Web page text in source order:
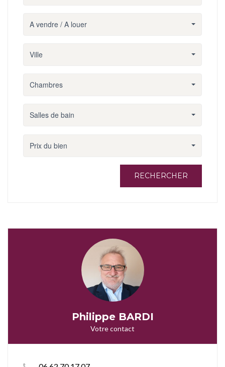
A vendre / A louer
Ville
Chambres
Salles de bain
Prix du bien
RECHERCHER
Philippe BARDI
Votre contact